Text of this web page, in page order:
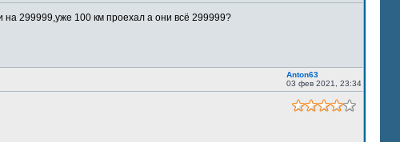
299999,уже 100 км проехал а они всё 299999?
Anton63
03 фев 2021, 23:34